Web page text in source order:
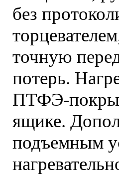
без
точную
потерь.
ПТФЭ-
ящике.
подъемным